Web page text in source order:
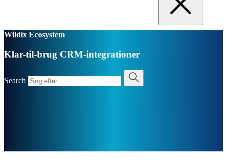
Wildix Ecosystem
Klar-til-brug CRM-integrationer
Search